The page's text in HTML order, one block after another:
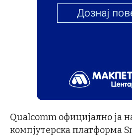
Qualcomm официјално ја
компјутерска платформа